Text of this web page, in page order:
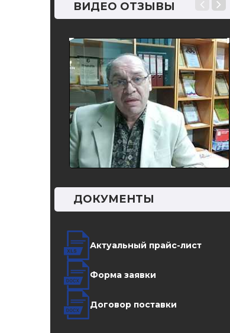
ВИДЕО ОТЗЫВЫ
ДОКУМЕНТЫ
Актуальный прайс-лист
Форма заявки
Договор поставки